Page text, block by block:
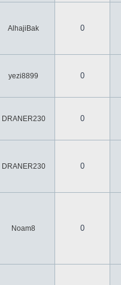
AlhajiBak 0
yezi8899 0
DRANER230 0
DRANER230 0
Noam8 0